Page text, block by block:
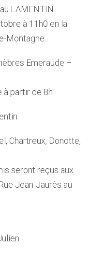
LAMENTIN
à 11h0 en la
Montagne
Emeraude –
partir de 8h
Chartreux, Donotte,
seront reçus aux
Jean-Jaurès au